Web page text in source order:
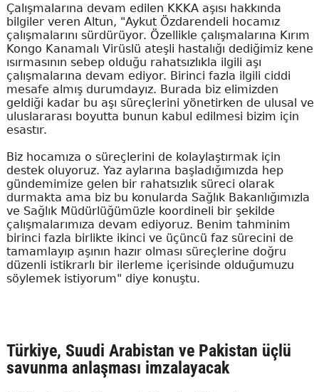
Çalışmalarına devam edilen KKKA aşısı hakkında
bilgiler veren Altun, "Aykut Özdarendeli hocamız
çalışmalarını sürdürüyor. Özellikle çalışmalarına Kırım
Kongo Kanamalı Virüslü ateşli hastalığı dediğimiz kene
ısırmasının sebep olduğu rahatsızlıkla ilgili aşı
çalışmalarına devam ediyor. Birinci fazla ilgili ciddi
mesafe almış durumdayız. Burada biz elimizden
geldiği kadar bu aşı süreçlerini yönetirken de ulusal ve
uluslararası boyutta bunun kabul edilmesi bizim için
esastır.
Biz hocamıza o süreçlerini de kolaylaştırmak için
destek oluyoruz. Yaz aylarına başladığımızda hep
gündemimize gelen bir rahatsızlık süreci olarak
durmakta ama biz bu konularda Sağlık Bakanlığımızla
ve Sağlık Müdürlüğümüzle koordineli bir şekilde
çalışmalarımıza devam ediyoruz. Benim tahminim
birinci fazla birlikte ikinci ve üçüncü faz sürecini de
tamamlayıp aşının hazır olması süreçlerine doğru
düzenli istikrarlı bir ilerleme içerisinde olduğumuzu
söylemek istiyorum" diye konuştu.
Türkiye, Suudi Arabistan ve Pakistan üçlü
savunma anlaşması imzalayacak